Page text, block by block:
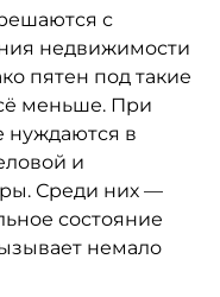
с
недвижимости
пятен под такие
меньше. При
нуждаются в
и
Среди них —
состояние
немало